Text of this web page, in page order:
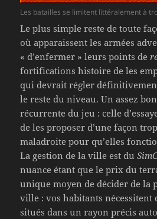
Les batailles se limitent littéralement à
Le plus simple reste de toute
où apparaissent les armées
« d’enfermer » leurs points de
fortifications histoire de les
qui devrait régler
le reste du niveau. Un assez
récurrente du jeu : celle
de les proposer d’une façon
maladroite pour qu’elles
La gestion de la ville est du
nuance étant que le prix du
unique moyen de décider de la
ville : vos habitants nécessitent
situés dans un rayon précis